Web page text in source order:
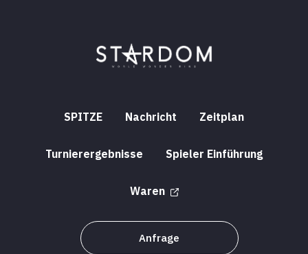
SPITZE Nachricht Zeitplan
Turnierergebnisse Spieler Einführung
Waren
Anfrage